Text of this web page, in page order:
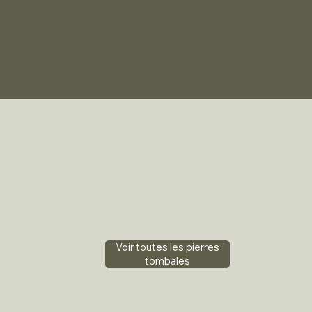
Voir toutes les pierres
tombales